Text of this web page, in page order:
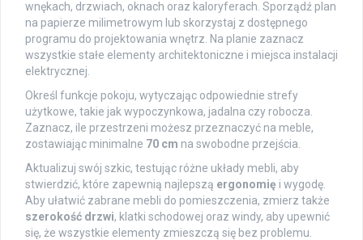
wnękach, drzwiach, oknach oraz kaloryferach. Sporządź plan
na papierze milimetrowym lub skorzystaj z dostępnego
programu do projektowania wnętrz. Na planie zaznacz
wszystkie stałe elementy architektoniczne i miejsca instalacji
elektrycznej.
Określ funkcje pokoju, wytyczając odpowiednie strefy
użytkowe, takie jak wypoczynkowa, jadalna czy robocza.
Zaznacz, ile przestrzeni możesz przeznaczyć na meble,
zostawiając minimalne 70 cm na swobodne przejścia.
Aktualizuj swój szkic, testując różne układy mebli, aby
stwierdzić, które zapewnią najlepszą ergonomię i wygodę.
Aby ułatwić zabrane mebli do pomieszczenia, zmierz także
szerokość drzwi, klatki schodowej oraz windy, aby upewnić
się, że wszystkie elementy zmieszczą się bez problemu.